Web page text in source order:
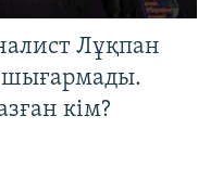
Лұқпан
шығармады.
кім?